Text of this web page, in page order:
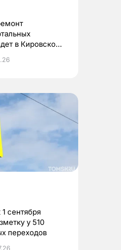
в Кировском
сентября
у 510
переходов